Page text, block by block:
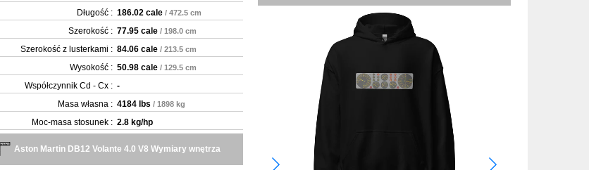
Długość : 186.02 cale / 472.5 cm
Szerokość : 77.95 cale / 198.0 cm
Szerokość z lusterkami : 84.06 cale / 213.5 cm
Wysokość : 50.98 cale / 129.5 cm
Współczynnik Cd - Cx : -
Masa własna : 4184 lbs / 1898 kg
Moc-masa stosunek : 2.8 kg/hp
Aston Martin DB12 Volante 4.0 V8 Wymiary wnętrza